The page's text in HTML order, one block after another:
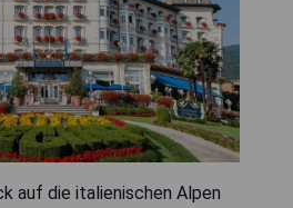
auf die italienischen Alpen